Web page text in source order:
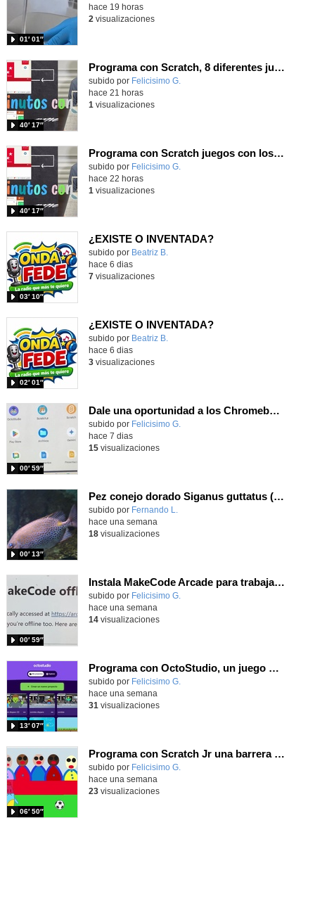
01′ 01″
hace 19 horas
2 visualizaciones
Programa con Scratch, 8 diferentes juegos para vivir la emoción de los partidos de España en el mundial 2026
Contenido educativo.
subido por Felicisimo G.
40′ 17″
hace 21 horas
1 visualizaciones
Programa con Scratch juegos con los partidos del mundial 2026 ganados por España
Contenido educativo.
subido por Felicisimo G.
40′ 17″
hace 22 horas
1 visualizaciones
¿EXISTE O INVENTADA?
Contenido educativo.
subido por Beatriz B.
03′ 10″
hace 6 dias
7visualizaciones
¿EXISTE O INVENTADA?
Contenido educativo.
subido por Beatriz B.
02′ 01″
hace 6 dias
3visualizaciones
Dale una oportunidad a los Chromebooks y utiliza un proyector para realizar talleres si no tienes pantallas táctiles
Contenido educativo.
subido por Felicisimo G.
00′ 59″
hace 7 dias
15visualizaciones
Pez conejo dorado Siganus guttatus (Bloch, 1786)
Contenido educativo.
subido por Fernando L.
00′ 13″
hace una semana
18visualizaciones
Instala MakeCode Arcade para trabajar offline en tu tablet, ordenador, Chromebook
Contenido educativo.
subido por Felicisimo G.
00′ 59″
hace una semana
14visualizaciones
Programa con OctoStudio, un juego de disparos contra Zombies con un cargador basado en el House of the dead
Contenido educativo.
subido por Felicisimo G.
13′ 07″
hace una semana
31 visualizaciones
Programa con Scratch Jr una barrera que se desplaza para dar sensación de movimiento
Contenido educativo.
subido por Felicisimo G.
06′ 50″
hace una semana
23visualizaciones